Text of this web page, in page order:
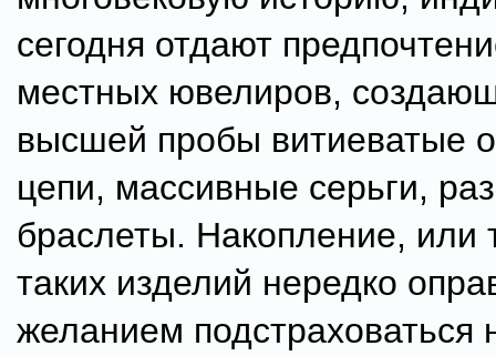
сегодня отдают
местных ювелиров,
высшей пробы витиеватые
цепи, массивные серьги,
браслеты. Накопление, или
таких изделий нередко
желанием подстраховаться